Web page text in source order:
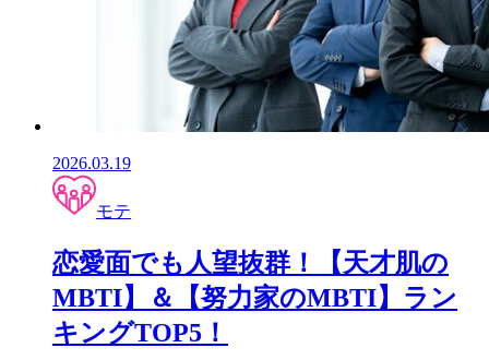
2026.03.19
モテ
恋愛面でも人望抜群！【天才肌の
MBTI】＆【努力家のMBTI】ラン
キングTOP5！